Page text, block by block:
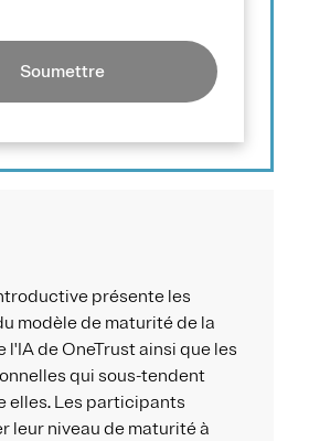
Soumettre
présente les
modèle de maturité de la
l'IA de OneTrust ainsi que les
qui sous-tendent
elles. Les participants
leur niveau de maturité à